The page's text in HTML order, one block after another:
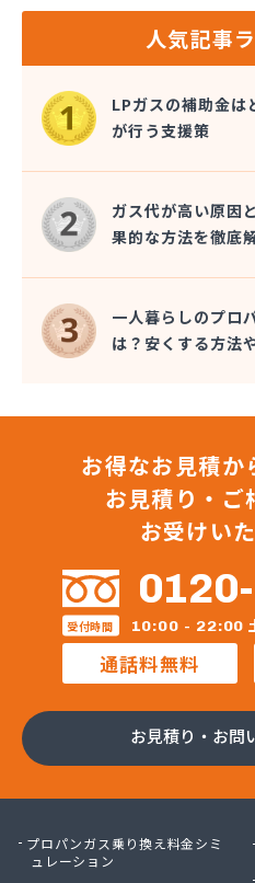
熊本石油株式会社 人吉充
熊本石油株式会社 人吉
熊本石油株式会社 八代ガ
光永プロパン店
幸輝住設株式会社
広瀬プロパン
荒木商店
合資会社阿蘇プロパン商会
合資会社花田プロパン
合資会社台信商店
佐伯商店
堺プロパン店
三愛オブリガス九州株式
三愛オブリガス九州株式
山部石油店
狩場ガス住機株式会社
緒方瓦斯店
小原プロパン
小川商店
昭和電工株式会社熊本ガ
松村石油ガス商会
松島プロパンガス株式会社
上竹プロパン
城南プロパンガス商会
人吉木炭株式会社
西吉美商店
人気記事
LPガスの補助金は
が行う支援策
ガス代が高い原因
果的な方法を徹底
一人暮らしのプロ
は？安くする方法
お得なお見積か
お見積り・ご
お受けい
受付時間 10:00 - 22:00
通話料無料
お見積り・お問
プロパンガス乗り換え料金シミ
ュレーション